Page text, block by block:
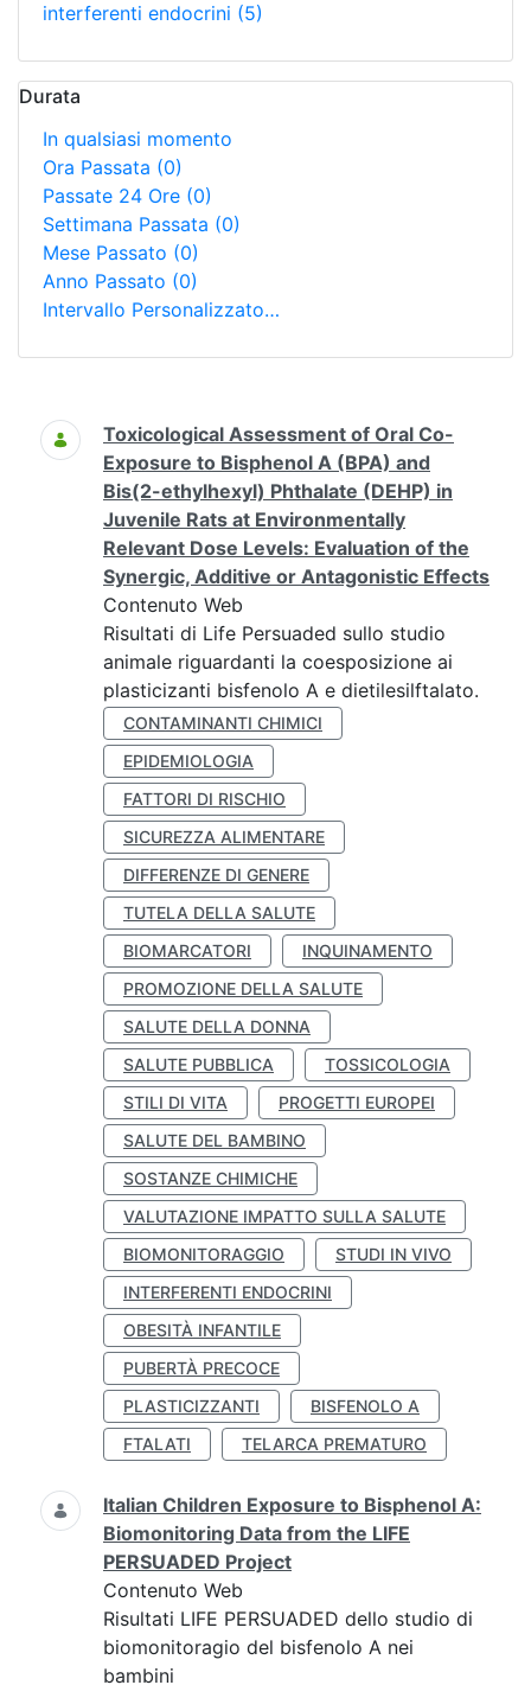
interferenti endocrini (5)
Durata
In qualsiasi momento
Ora Passata (0)
Passate 24 Ore (0)
Settimana Passata (0)
Mese Passato (0)
Anno Passato (0)
Intervallo Personalizzato…
Ricerca
Toxicological Assessment of Oral Co-
Exposure to Bisphenol A (BPA) and
Bis(2-ethylhexyl) Phthalate (DEHP) in
Juvenile Rats at Environmentally
Relevant Dose Levels: Evaluation of the
Synergic, Additive or Antagonistic Effects
Contenuto Web
Risultati di Life Persuaded sullo studio
animale riguardanti la coesposizione ai
plasticizanti bisfenolo A e dietilesilftalato.
CONTAMINANTI CHIMICI
EPIDEMIOLOGIA
FATTORI DI RISCHIO
SICUREZZA ALIMENTARE
DIFFERENZE DI GENERE
TUTELA DELLA SALUTE
BIOMARCATORI
INQUINAMENTO
PROMOZIONE DELLA SALUTE
SALUTE DELLA DONNA
SALUTE PUBBLICA
TOSSICOLOGIA
STILI DI VITA
PROGETTI EUROPEI
SALUTE DEL BAMBINO
SOSTANZE CHIMICHE
VALUTAZIONE IMPATTO SULLA SALUTE
BIOMONITORAGGIO
STUDI IN VIVO
INTERFERENTI ENDOCRINI
OBESITÀ INFANTILE
PUBERTÀ PRECOCE
PLASTICIZZANTI
BISFENOLO A
FTALATI
TELARCA PREMATURO
Italian Children Exposure to Bisphenol A:
Biomonitoring Data from the LIFE
PERSUADED Project
Contenuto Web
Risultati LIFE PERSUADED dello studio di
biomonitoragio del bisfenolo A nei
bambini